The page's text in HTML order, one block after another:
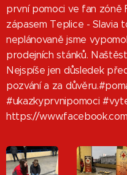
první pomoci ve fan zóně
zápasem Teplice - Slavia
neplánovaně jsme
prodejních stánků.
Nejspíše jen důsledek
pozvání a za
#ukazkyprvnipomoci
https://